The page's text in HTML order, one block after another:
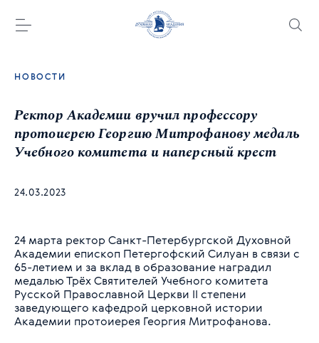
НОВОСТИ
Ректор Академии вручил профессору
протоиерею Георгию Митрофанову медаль
Учебного комитета и наперсный крест
24.03.2023
24 марта ректор Санкт-Петербургской Духовной
Академии епископ Петергофский Силуан в связи с
65-летием и за вклад в образование наградил
медалью Трёх Святителей Учебного комитета
Русской Православной Церкви II степени
заведующего кафедрой церковной истории
Академии протоиерея Георгия Митрофанова.